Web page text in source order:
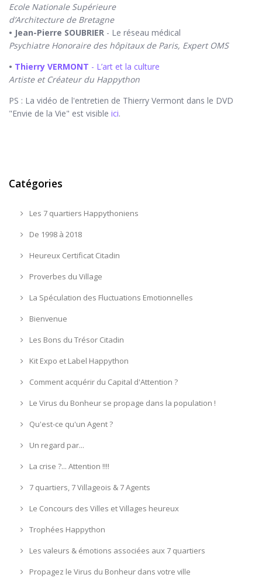
Ecole Nationale Supérieure
d’Architecture de Bretagne
• Jean-Pierre SOUBRIER - Le réseau médical
Psychiatre Honoraire des hôpitaux de Paris, Expert OMS
• Thierry VERMONT - L’art et la culture
Artiste et Créateur du Happython
PS : La vidéo de l'entretien de Thierry Vermont dans le DVD
"Envie de la Vie" est visible ici.
Catégories
Les 7 quartiers Happythoniens
De 1998 à 2018
Heureux Certificat Citadin
Proverbes du Village
La Spéculation des Fluctuations Emotionnelles
Bienvenue
Les Bons du Trésor Citadin
Kit Expo et Label Happython
Comment acquérir du Capital d'Attention ?
Le Virus du Bonheur se propage dans la population !
Qu'est-ce qu'un Agent ?
Un regard par...
La crise ?... Attention !!!!
7 quartiers, 7 Villageois & 7 Agents
Le Concours des Villes et Villages heureux
Trophées Happython
Les valeurs & émotions associées aux 7 quartiers
Propagez le Virus du Bonheur dans votre ville